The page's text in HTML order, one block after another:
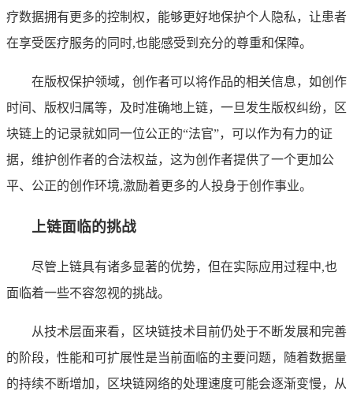
疗数据拥有更多的控制权，能够更好地保护个人隐私，让患者
在享受医疗服务的同时,也能感受到充分的尊重和保障。
在版权保护领域，创作者可以将作品的相关信息，如创作
时间、版权归属等，及时准确地上链，一旦发生版权纠纷，区
块链上的记录就如同一位公正的“法官”，可以作为有力的证
据，维护创作者的合法权益，这为创作者提供了一个更加公
平、公正的创作环境,激励着更多的人投身于创作事业。
上链面临的挑战
尽管上链具有诸多显著的优势，但在实际应用过程中,也
面临着一些不容忽视的挑战。
从技术层面来看，区块链技术目前仍处于不断发展和完善
的阶段，性能和可扩展性是当前面临的主要问题，随着数据量
的持续不断增加，区块链网络的处理速度可能会逐渐变慢，从